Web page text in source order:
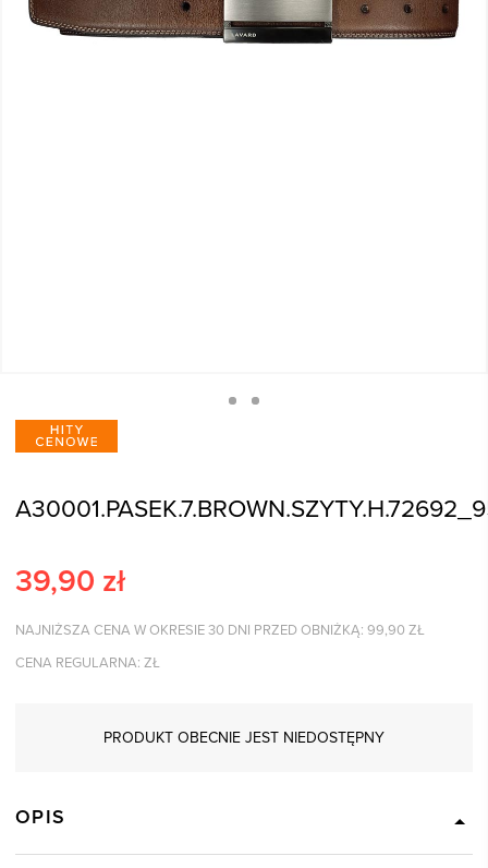
39,90 zł
NAJNIŻSZA CENA W OKRESIE 30 DNI PRZED OBNIŻKĄ: 99,90 ZŁ
CENA REGULARNA: ZŁ
PRODUKT OBECNIE JEST NIEDOSTĘPNY
OPIS